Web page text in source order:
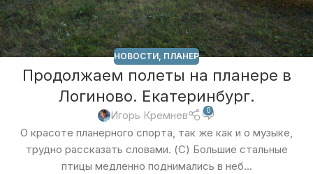
НОВОСТИ ПЛАНЕР
Продолжаем полеты на планере в
Логиново. Екатеринбург.
Игорь Кремнев 0
О красоте планерного спорта, так же как и о музыке,
трудно рассказать словами. (С) Большие стальные
птицы медленно поднимались в неб...